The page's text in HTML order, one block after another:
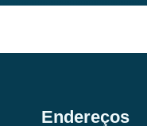
Endereços